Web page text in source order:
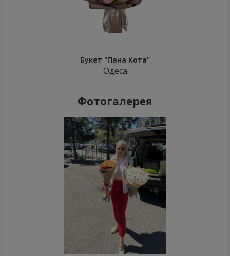
Букет "Пана Кота"
Одеса
Фотогалерея